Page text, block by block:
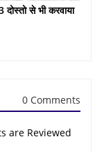
दोस्तो से भी करवाया
0 Comments
are Reviewed